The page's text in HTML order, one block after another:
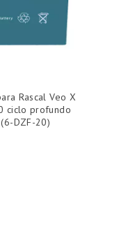
Rascal Veo X
ciclo profundo
DZF-20)